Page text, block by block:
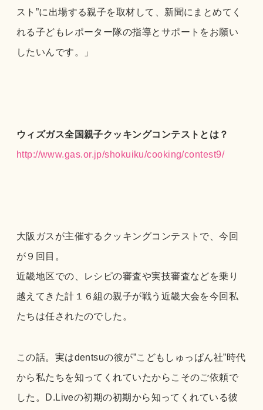
スト”に出場する親子を取材して、新聞にまとめてく
れる子どもレポーター隊の指導とサポートをお願い
したいんです。」
ウィズガス全国親子クッキングコンテストとは？
http://www.gas.or.jp/shokuiku/cooking/contest9/
大阪ガスが主催するクッキングコンテストで、今回
が９回目。
近畿地区での、レシピの審査や実技審査などを乗り
越えてきた計１６組の親子が戦う近畿大会を今回私
たちは任されたのでした。
この話。実はdentsuの彼が”こどもしゅっぱん社”時代
から私たちを知ってくれていたからこそのご依頼で
した。D.Liveの初期の初期から知ってくれている彼